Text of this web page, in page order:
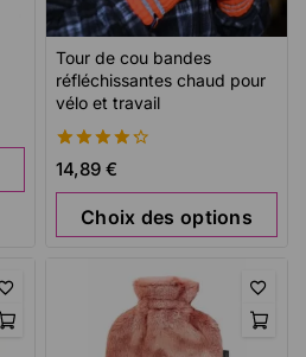
Tour de cou bandes
réfléchissantes chaud pour
vélo et travail
4.33
de 5
14,89 €
Choix des options